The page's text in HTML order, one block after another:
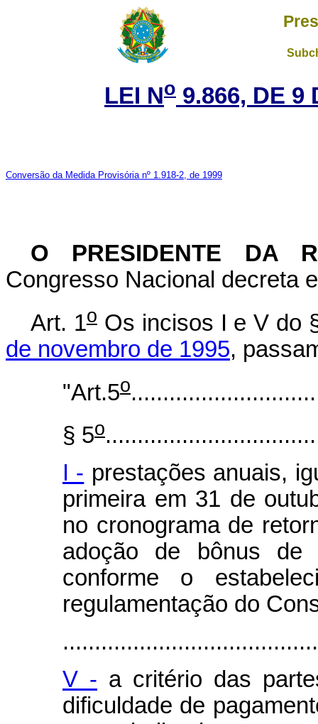
LEI No 9.866, DE 9
Conversão da Medida Provisória nº 1.918-2, de 1999
O PRESIDENTE DA
Congresso Nacional decreta
Art. 1oOs incisos I e V do
de novembro de 1995,
"Art.5o
§ 5o
I - prestações anuais,
primeira em 31 de
no cronograma de
adoção de bônus de
conforme o
regulamentação do
V - a critério das
dificuldade de